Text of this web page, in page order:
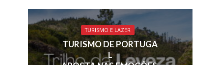
TURISMO E LAZER
TURISMO DE PORTUGA
L